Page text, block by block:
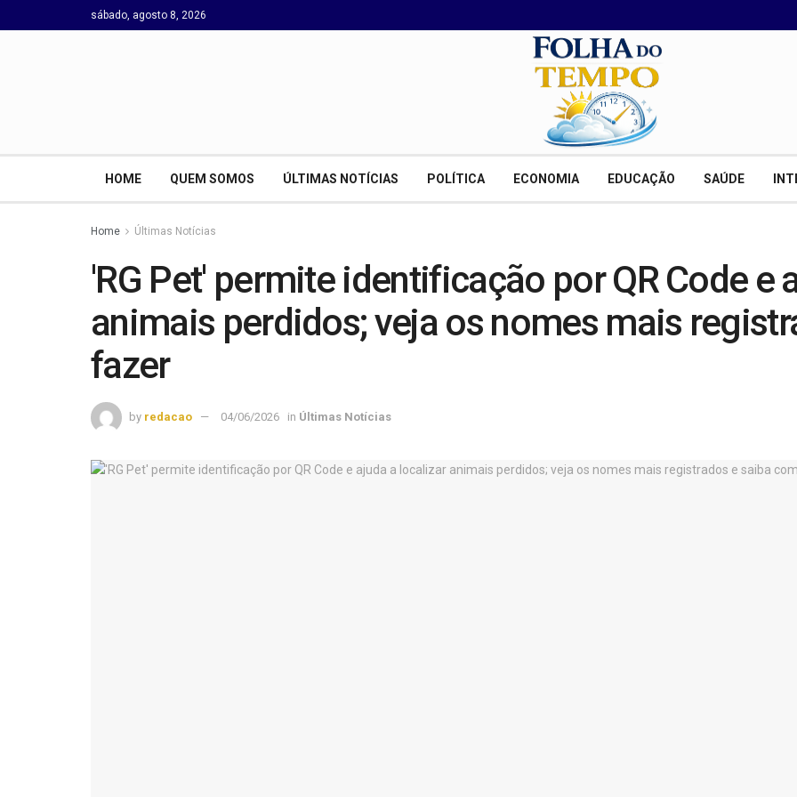
sábado, agosto 8, 2026
HOME QUEM SOMOS ÚLTIMAS NOTÍCIAS POLÍTICA ECONOMIA EDUCAÇÃO SAÚDE
Home Últimas Notícias
'RG Pet' permite identificação por QR Code e
animais perdidos; veja os nomes mais
fazer
by redacao 04/06/2026 in Últimas Notícias